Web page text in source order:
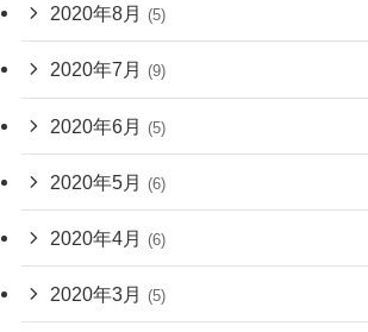
2020年8月 (5)
2020年7月 (9)
2020年6月 (5)
2020年5月 (6)
2020年4月 (6)
2020年3月 (5)